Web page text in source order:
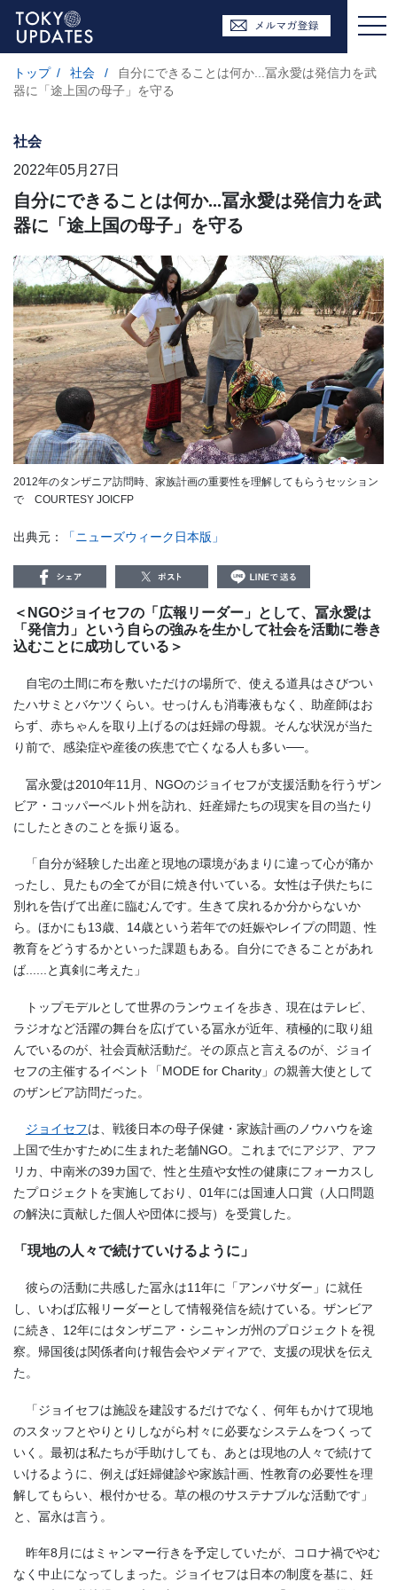
トップ / 社会 /
自分にできることは何か...冨永愛は発信力を武
器に「途上国の母子」を守る
社会
2022年05月27日
自分にできることは何か...冨永愛は発信力を武
器に「途上国の母子」を守る
2012年のタンザニア訪問時、家族計画の重要性を理解してもらうセッション
で COURTESY JOICFP
出典元： 「ニューズウィーク日本版」
＜NGOジョイセフの「広報リーダー」として、冨永愛は
「発信力」という自らの強みを生かして社会を活動に巻き
込むことに成功している＞
自宅の土間に布を敷いただけの場所で、使える道具はさびつい
たハサミとバケツくらい。せっけんも消毒液もなく、助産師はお
らず、赤ちゃんを取り上げるのは妊婦の母親。そんな状況が当た
り前で、感染症や産後の疾患で亡くなる人も多い──。
冨永愛は2010年11月、NGOのジョイセフが支援活動を行うザン
ビア・コッパーベルト州を訪れ、妊産婦たちの現実を目の当たり
にしたときのことを振り返る。
「自分が経験した出産と現地の環境があまりに違って心が痛か
ったし、見たもの全てが目に焼き付いている。女性は子供たちに
別れを告げて出産に臨むんです。生きて戻れるか分からないか
ら。ほかにも13歳、14歳という若年での妊娠やレイプの問題、性
教育をどうするかといった課題もある。自分にできることがあれ
ば......と真剣に考えた」
トップモデルとして世界のランウェイを歩き、現在はテレビ、
ラジオなど活躍の舞台を広げている冨永が近年、積極的に取り組
んでいるのが、社会貢献活動だ。その原点と言えるのが、ジョイ
セフの主催するイベント「MODE for Charity」の親善大使として
のザンビア訪問だった。
ジョイセフは、戦後日本の母子保健・家族計画のノウハウを途
上国で生かすために生まれた老舗NGO。これまでにアジア、アフ
リカ、中南米の39カ国で、性と生殖や女性の健康にフォーカスし
たプロジェクトを実施しており、01年には国連人口賞（人口問題
の解決に貢献した個人や団体に授与）を受賞した。
「現地の人々で続けていけるように」
彼らの活動に共感した冨永は11年に「アンバサダー」に就任
し、いわば広報リーダーとして情報発信を続けている。ザンビア
に続き、12年にはタンザニア・シニャンガ州のプロジェクトを視
察。帰国後は関係者向け報告会やメディアで、支援の現状を伝え
た。
「ジョイセフは施設を建設するだけでなく、何年もかけて現地
のスタッフとやりとりしながら村々に必要なシステムをつくって
いく。最初は私たちが手助けしても、あとは現地の人々で続けて
いけるように、例えば妊婦健診や家族計画、性教育の必要性を理
解してもらい、根付かせる。草の根のサステナブルな活動です」
と、冨永は言う。
昨年8月にはミャンマー行きを予定していたが、コロナ禍でやむ
なく中止になってしまった。ジョイセフは日本の制度を基に、妊